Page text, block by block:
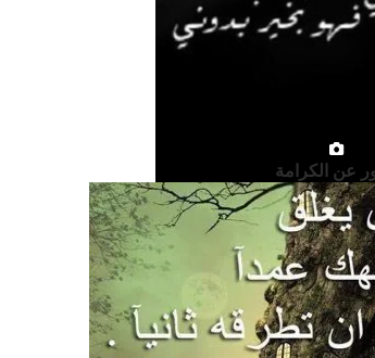
عن الكرامة